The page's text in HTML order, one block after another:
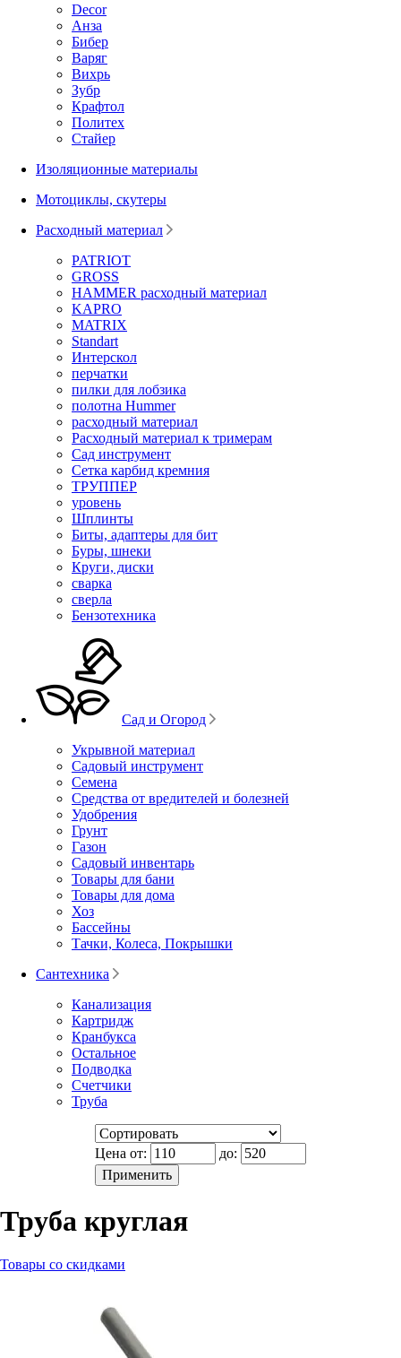
Decor
Анза
Бибер
Варяг
Вихрь
Зубр
Крафтол
Политех
Стайер
Изоляционные материалы
Мотоциклы, скутеры
Расходный материал
PATRIOT
GROSS
HAMMER расходный материал
KAPRO
MATRIX
Standart
Интерскол
перчатки
пилки для лобзика
полотна Hummer
расходный материал
Расходный материал к тримерам
Сад инструмент
Сетка карбид кремния
ТРУППЕР
уровень
Шплинты
Биты, адаптеры для бит
Буры, шнеки
Круги, диски
сварка
сверла
Бензотехника
Сад и Огород
Укрывной материал
Садовый инструмент
Семена
Средства от вредителей и болезней
Удобрения
Грунт
Газон
Садовый инвентарь
Товары для бани
Товары для дома
Хоз
Бассейны
Тачки, Колеса, Покрышки
Сантехника
Канализация
Картридж
Кранбукса
Остальное
Подводка
Счетчики
Труба
Цена от: до:
Труба круглая
Товары со скидками